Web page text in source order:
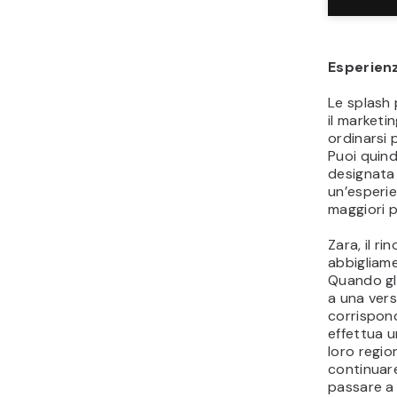
Le splash
il
ordinarsi
Puoi
maggiori
Zara, il
Quando
a una
effettua
loro
passare